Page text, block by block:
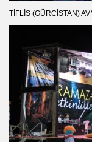
TIFLIS (GÜRCISTAN)